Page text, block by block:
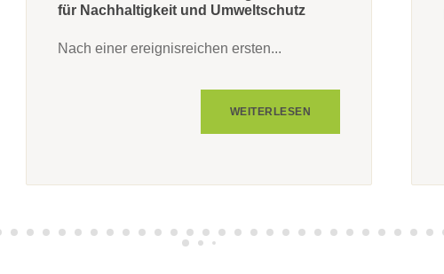
für Nachhaltigkeit und Umweltschutz
Nach einer ereignisreichen ersten...
WEITERLESEN
52 53 54 55 56 57 58 59 60 61 62 63 64 65 66 67 68 69 70